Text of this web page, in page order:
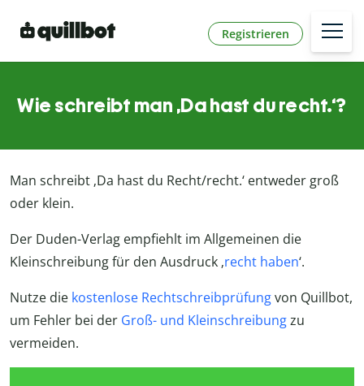
Registrieren
Wie schreibt man ‚Da hast du recht.‘?
Man schreibt ‚Da hast du Recht/recht.‘ entweder groß
oder klein.
Der Duden-Verlag empfiehlt im Allgemeinen die
Kleinschreibung für den Ausdruck ‚recht haben‘.
Nutze die kostenlose Rechtschreibprüfungvon Quillbot,
um Fehler bei der Groß- und Kleinschreibungzu
vermeiden.